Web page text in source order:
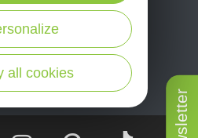
en Aveyron.
ici
all cookies